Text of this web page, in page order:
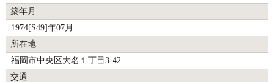
築年月
1974[S49]年07月
所在地
福岡市中央区大名１丁目3-42
交通